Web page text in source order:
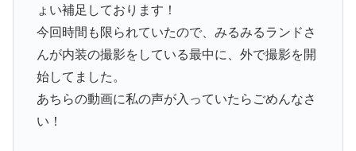
ょい補足しております！
今回時間も限られていたので、みるみるランドさ
んが内装の撮影をしている最中に、外で撮影を開
始してました。
あちらの動画に私の声が入っていたらごめんなさ
い！